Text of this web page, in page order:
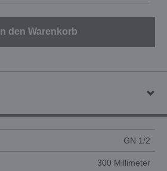
In den Warenkorb
GN 1/2
300 Millimeter